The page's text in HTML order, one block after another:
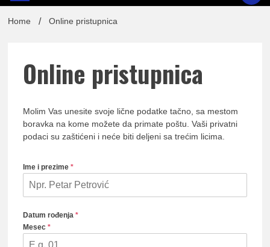
Home Online pristupnica
Online pristupnica
Molim Vas unesite svoje lične podatke tačno, sa mestom
boravka na kome možete da primate poštu. Vaši privatni
podaci su zaštićeni i neće biti deljeni sa trećim licima.
Ime i prezime*
Datum rođenja*
Mesec*